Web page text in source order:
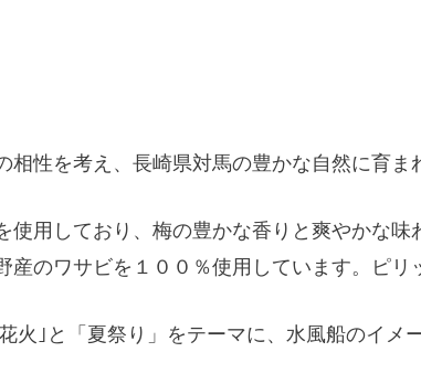
性を考え、長崎県対馬の豊かな自然に育
用しており、梅の豊かな香りと爽やかな味
のワサビを１００％使用しています。ピ
火｣と「夏祭り」をテーマに、水風船のイメ